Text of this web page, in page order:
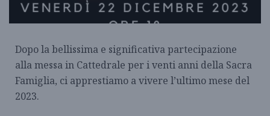
Dopo la bellissima e significativa partecipazione
alla messa in Cattedrale per i venti anni della Sacra
Famiglia, ci apprestiamo a vivere l’ultimo mese del
2023.